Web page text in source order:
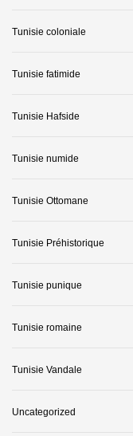
Tunisie coloniale
Tunisie fatimide
Tunisie Hafside
Tunisie numide
Tunisie Ottomane
Tunisie Préhistorique
Tunisie punique
Tunisie romaine
Tunisie Vandale
Uncategorized